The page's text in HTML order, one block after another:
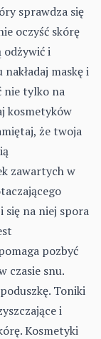
sprawdza się
oczyść skórę
odżywić i
maskę i
nie tylko na
kosmetyków
że twoja
zawartych w
się na niej spora
pozbyć
czasie snu.
Toniki
i
Kosmetyki